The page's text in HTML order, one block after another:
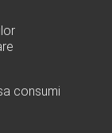
consumi